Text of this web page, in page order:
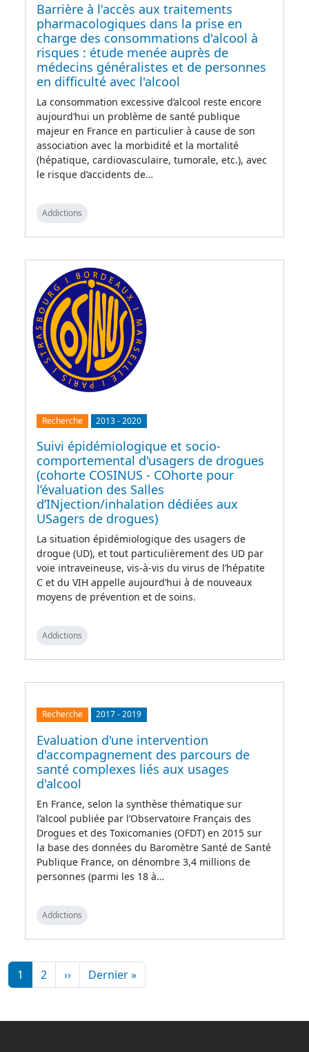
Barrière à l'accès aux traitements
pharmacologiques dans la prise en
charge des consommations d'alcool à
risques : étude menée auprès de
médecins généralistes et de personnes
en difficulté avec l'alcool
La consommation excessive d’alcool reste encore
aujourd’hui un problème de santé publique
majeur en France en particulier à cause de son
association avec la morbidité et la mortalité
(hépatique, cardiovasculaire, tumorale, etc.), avec
le risque d’accidents de…
Addictions
Recherche 2013-2020
Suivi épidémiologique et socio-
comportemental d'usagers de drogues
(cohorte COSINUS - COhorte pour
l’évaluation des Salles
d’INjection/inhalation dédiées aux
USagers de drogues)
La situation épidémiologique des usagers de
drogue (UD), et tout particulièrement des UD par
voie intraveineuse, vis-à-vis du virus de l’hépatite
C et du VIH appelle aujourd’hui à de nouveaux
moyens de prévention et de soins.
Addictions
Recherche 2017-2019
Evaluation d'une intervention
d'accompagnement des parcours de
santé complexes liés aux usages
d'alcool
En France, selon la synthèse thématique sur
l’alcool publiée par l’Observatoire Français des
Drogues et des Toxicomanies (OFDT) en 2015 sur
la base des données du Baromètre Santé de Santé
Publique France, on dénombre 3,4 millions de
personnes (parmi les 18 à…
Addictions
Pagination
1 2 ››Page suivante
Dernier »Dernière page